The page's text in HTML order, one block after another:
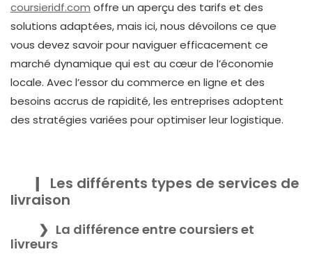
coursieridf.com offre un aperçu des tarifs et des
solutions adaptées, mais ici, nous dévoilons ce que
vous devez savoir pour naviguer efficacement ce
marché dynamique qui est au cœur de l’économie
locale. Avec l’essor du commerce en ligne et des
besoins accrus de rapidité, les entreprises adoptent
des stratégies variées pour optimiser leur logistique.
Les différents types de services de
livraison
La différence entre coursiers et
livreurs